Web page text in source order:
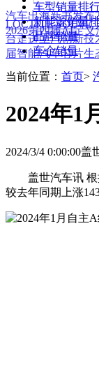
汽车出海新书发布
2026第四届AI定义
LOCTITE SOLVE
台走进上汽创新技
届智能汽车芯片生
车型销量排
新能源销量
品牌销量
车企销量
当前位置： 首页>
2024年1
2024/3/4 0:00:00盖
盖世汽车讯
较去年同期上涨